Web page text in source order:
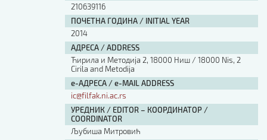
Шаблон прве стране и импресума [B5, ћир]
Шаблон прве стране и импресума [B5, лат]
Шаблон прве стране и импресума [B5, енг]
Етички кодекс
ПРЕТРАГА ИЗДАЊА
Наслов или део наслова
210639116
ПОЧЕТНА ГОДИНА / INITIAL YEAR
2014
АДРЕСА / ADDRESS
Ћирила и Методија 2, 18000 Ниш / 18000 Nis, 2
Cirila and Metodija
е-АДРЕСА / e-MAIL ADDRESS
ic@filfak.ni.ac.rs
УРЕДНИК / EDITOR – КООРДИНАТОР /
COORDINATOR
Љубиша Митровић